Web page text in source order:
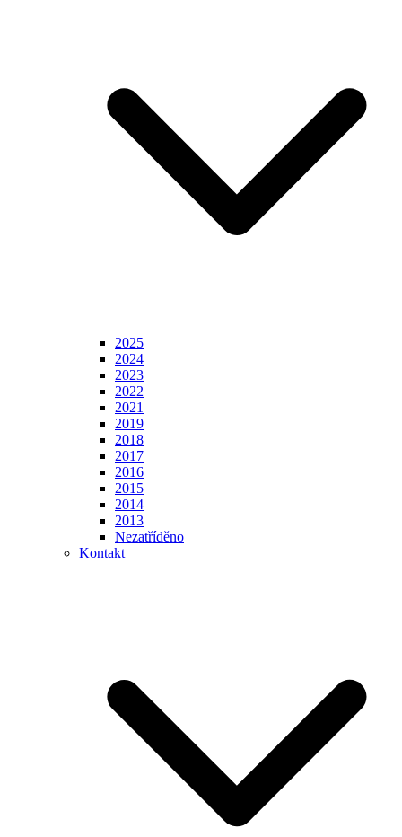
2025
2024
2023
2022
2021
2019
2018
2017
2016
2015
2014
2013
Nezatříděno
Kontakt